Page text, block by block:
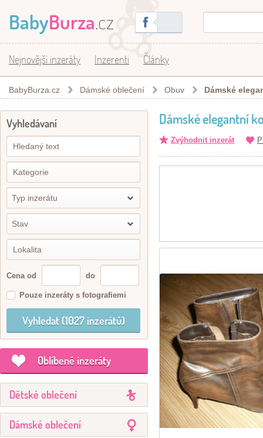
BabyBurza.cz
Nejnovější inzeráty Inzerenti Články
BabyBurza.cz Dámské oblečení Obuv Dámské
Vyhledávaní
Typ inzerátu
Stav
Cena od do
Pouze inzeráty s fotografiemi
Oblíbené inzeráty
Dětské oblečení
Dámské oblečení
Dámské elegantní
Zvýhodnit inzerát